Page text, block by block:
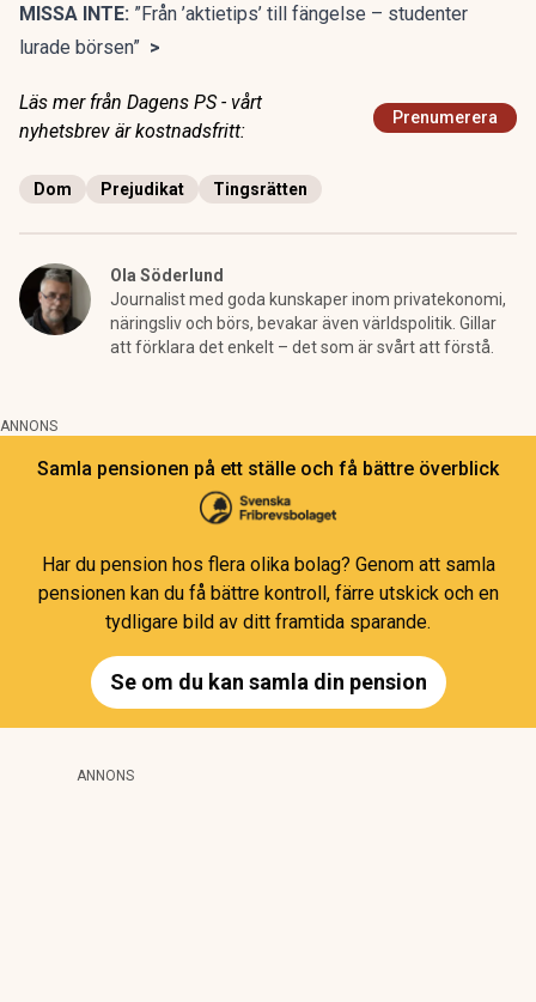
MISSA INTE: ”Från ’aktietips’ till fängelse – studenter
lurade börsen” >
Läs mer från Dagens PS - vårt
nyhetsbrev är kostnadsfritt:
Prenumerera
Dom Prejudikat Tingsrätten
Ola Söderlund
Journalist med goda kunskaper inom privatekonomi,
näringsliv och börs, bevakar även världspolitik. Gillar
att förklara det enkelt – det som är svårt att förstå.
ANNONS
Samla pensionen på ett ställe och få bättre överblick
Har du pension hos flera olika bolag? Genom att samla
pensionen kan du få bättre kontroll, färre utskick och en
tydligare bild av ditt framtida sparande.
Se om du kan samla din pension
ANNONS